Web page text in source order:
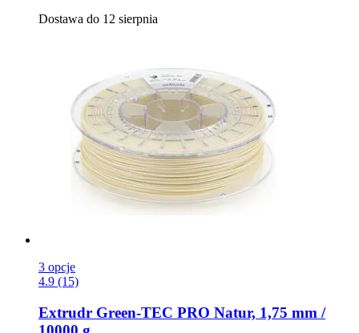
Dostawa do 12 sierpnia
3 opcje
4.9 (15)
Extrudr Green-​TEC PRO Natur, 1,75 mm /